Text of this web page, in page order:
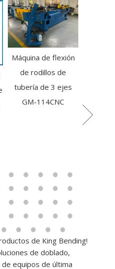
de flexión
de
3 ejes
Portable de 3 ejes
hidráulicos de 3 ejes.
de King Bending!
de doblado,
equipos de última